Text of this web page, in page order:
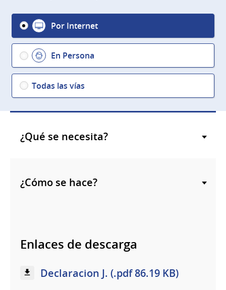
Por Internet
En Persona
Todas las vías
¿Qué se necesita?
¿Cómo se hace?
Enlaces de descarga
Declaracion J. (.pdf 86.19 KB)